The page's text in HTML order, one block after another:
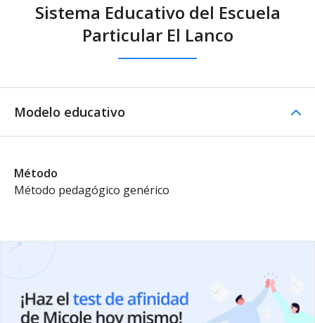
Sistema Educativo del Escuela
Particular El Lanco
Modelo educativo
Método
Método pedagógico genérico